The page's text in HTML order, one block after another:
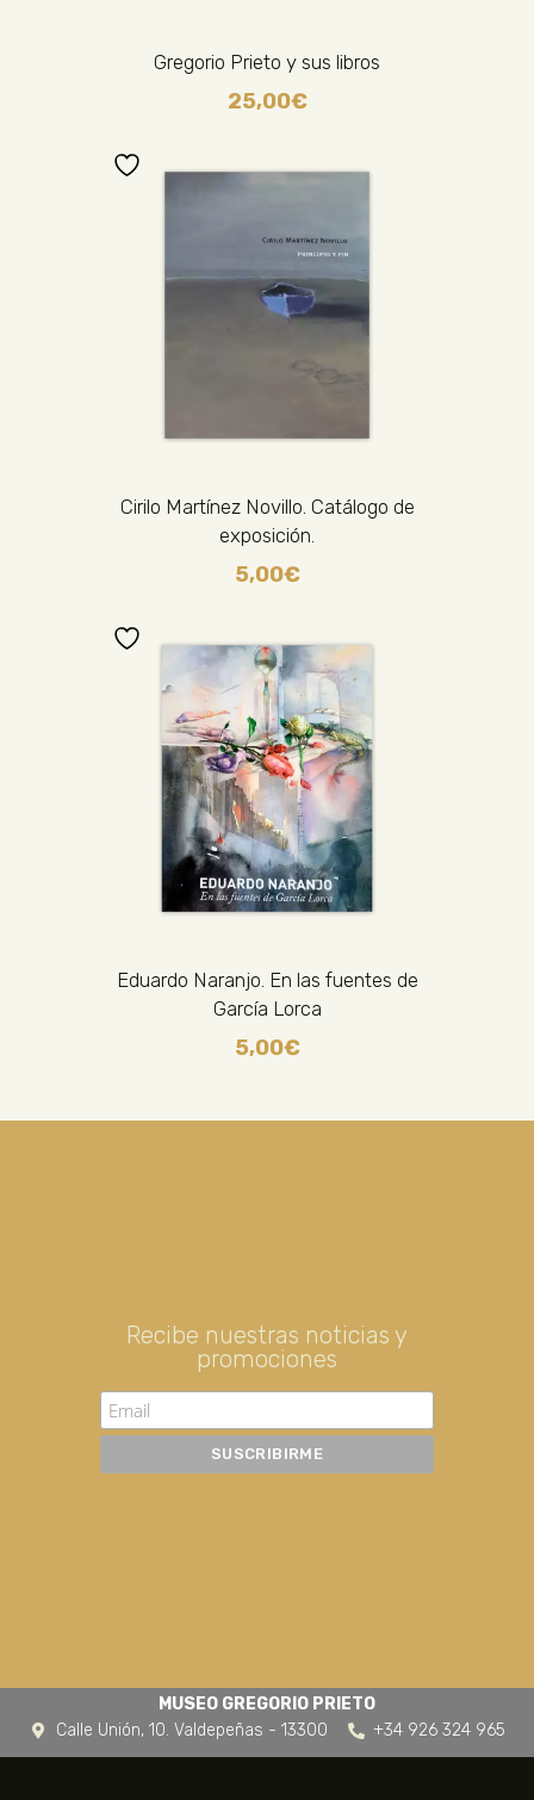
Gregorio Prieto y sus libros
25,00€
Cirilo Martínez Novillo. Catálogo de
exposición.
5,00€
Eduardo Naranjo. En las fuentes de
García Lorca
5,00€
Recibe nuestras noticias y
promociones
MUSEO GREGORIO PRIETO
Calle Unión, 10. Valdepeñas - 13300
+34 926 324 965